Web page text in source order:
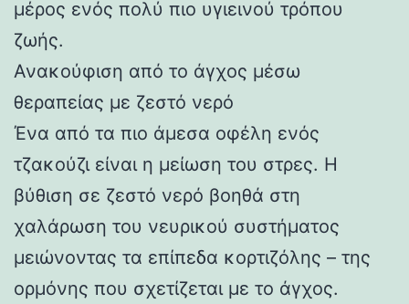
μέρος ενός πολύ πιο υγιεινού τρόπου
ζωής.
Ανακούφιση από το άγχος μέσω
θεραπείας με ζεστό νερό
Ένα από τα πιο άμεσα οφέλη ενός
τζακούζι είναι η μείωση του στρες. Η
βύθιση σε ζεστό νερό βοηθά στη
χαλάρωση του νευρικού συστήματος
μειώνοντας τα επίπεδα κορτιζόλης – της
ορμόνης που σχετίζεται με το άγχος.